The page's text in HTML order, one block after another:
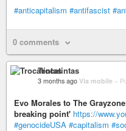
#anticapitalism #antifascist
0 comments
Trocatintas
3 months ago Via mobile –
Evo Morales to The
breaking point' https://
#genocideUSA #capitalism